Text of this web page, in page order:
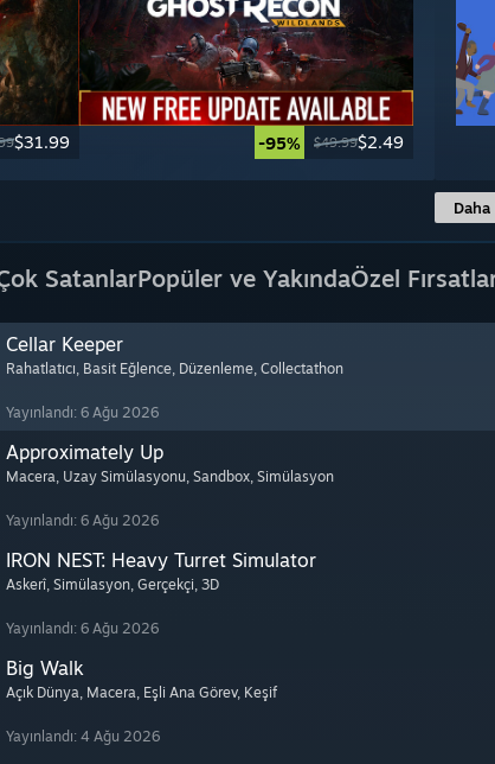
$31.99 -95% $49.99$2.49
Daha
SatanlarPopüler ve YakındaÖzel
Cellar Keeper
Rahatlatıcı, Basit Eğlence, Düzenleme, Collectathon
Yayınlandı: 6 Ağu 2026
Approximately Up
Macera, Uzay Simülasyonu, Sandbox, Simülasyon
Yayınlandı: 6 Ağu 2026
IRON NEST: Heavy Turret Simulator
Askerî, Simülasyon, Gerçekçi, 3D
Yayınlandı: 6 Ağu 2026
Big Walk
Açık Dünya, Macera, Eşli Ana Görev, Keşif
Yayınlandı: 4 Ağu 2026